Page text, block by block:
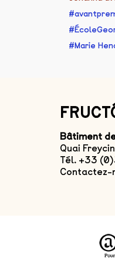
Marie
Bâtiment
Quai
Tél. +33
Contactez-